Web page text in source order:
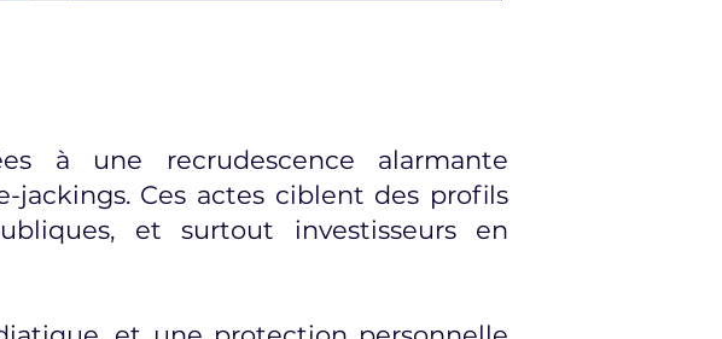
à une recrudescence alarmante
jackings. Ces actes ciblent des profils
et surtout investisseurs en